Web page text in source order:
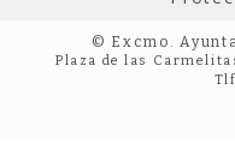
© Excmo.
Plaza de las